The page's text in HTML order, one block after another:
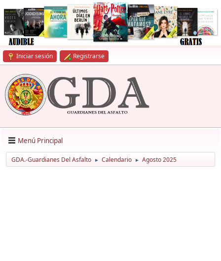
Iniciar sesión Registrarse
Menú Principal
GDA.-Guardianes Del Asfalto ► Calendario ► Agosto 2025